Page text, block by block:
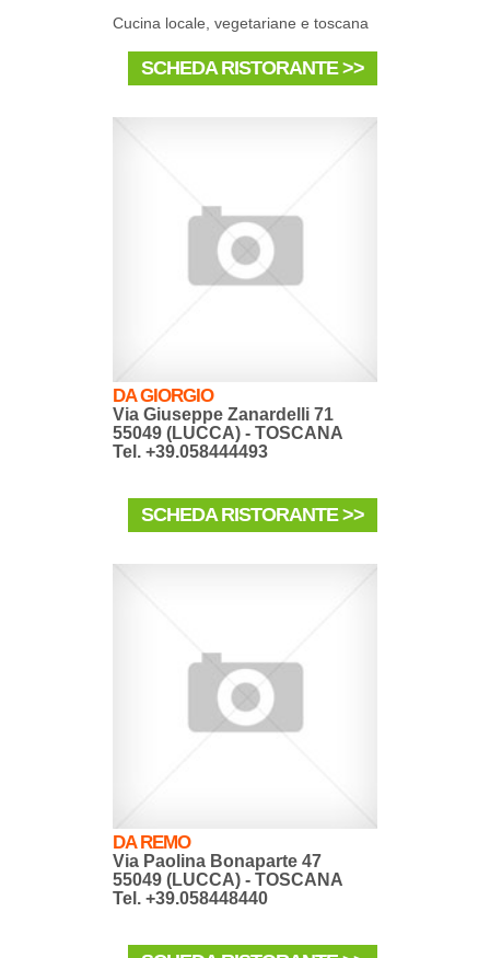
Cucina locale, vegetariane e toscana
SCHEDA RISTORANTE >>
DA GIORGIO
Via Giuseppe Zanardelli 71
55049 (LUCCA) - TOSCANA
Tel. +39.058444493
SCHEDA RISTORANTE >>
DA REMO
Via Paolina Bonaparte 47
55049 (LUCCA) - TOSCANA
Tel. +39.058448440